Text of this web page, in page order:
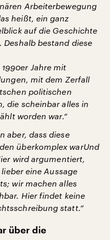
Arbeiterbewegung
heißt, ein ganz
auf die Geschichte
Deshalb bestand diese
Jahre mit
mit dem Zerfall
politischen
die scheinbar alles in
worden war.“
aber, dass diese
überkomplex warUnd
wird argumentiert,
eine Aussage
wir machen alles
Hier findet keine
statt.“
über die